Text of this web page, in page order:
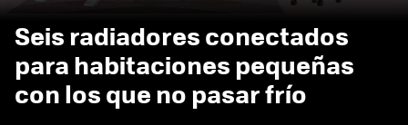
Seis radiadores conectados
para habitaciones pequeñas
con los que no pasar frío